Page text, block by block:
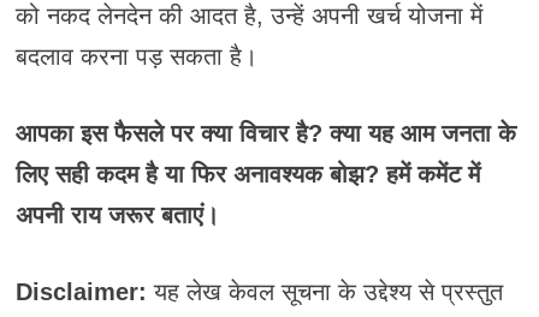
को नकद लेनदेन की आदत है, उन्हें अपनी खर्च योजना में
बदलाव करना पड़ सकता है।
आपका इस फैसले पर क्या विचार है? क्या यह आम जनता के
लिए सही कदम है या फिर अनावश्यक बोझ? हमें कमेंट में
अपनी राय जरूर बताएं।
Disclaimer: यह लेख केवल सूचना के उद्देश्य से प्रस्तुत